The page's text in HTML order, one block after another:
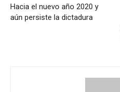
Hacia el nuevo año 2020 y
aún persiste la dictadura